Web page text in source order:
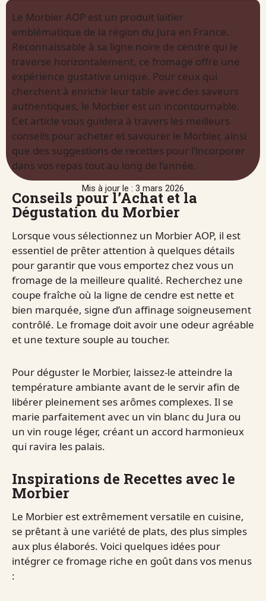
Mis à jour le : 3 mars 2026
Le Morbier AOP est un produit laitier
emblématique de la région du Jura en France.
Reconnaissable à sa ligne noire de cendre qui le
traverse horizontalement, ce fromage offre une
expérience gustative unique. Pour ceux qui
cherchent à enrichir leur table avec des saveurs
authentiques, le Morbier est un incontournable.
Cet article vous guidera à travers les meilleurs
conseils pour acheter et savourer le Morbier, ainsi
que des suggestions de recettes pour l’incorporer
dans vos repas tout au long de l’année.
Conseils pour l’Achat et la
Dégustation du Morbier
Lorsque vous sélectionnez un Morbier AOP, il est
essentiel de prêter attention à quelques détails
pour garantir que vous emportez chez vous un
fromage de la meilleure qualité. Recherchez une
coupe fraîche où la ligne de cendre est nette et
bien marquée, signe d’un affinage soigneusement
contrôlé. Le fromage doit avoir une odeur agréable
et une texture souple au toucher.
Pour déguster le Morbier, laissez-le atteindre la
température ambiante avant de le servir afin de
libérer pleinement ses arômes complexes. Il se
marie parfaitement avec un vin blanc du Jura ou
un vin rouge léger, créant un accord harmonieux
qui ravira les palais.
Inspirations de Recettes avec le
Morbier
Le Morbier est extrêmement versatile en cuisine,
se prêtant à une variété de plats, des plus simples
aux plus élaborés. Voici quelques idées pour
intégrer ce fromage riche en goût dans vos menus
: